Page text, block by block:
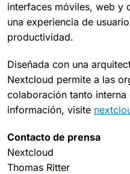
interfaces móviles, web y
una experiencia de
productividad.
Diseñada con una
Nextcloud permite a las
colaboración tanto
información, visite
Contacto de prensa
Nextcloud
Thomas Ritter